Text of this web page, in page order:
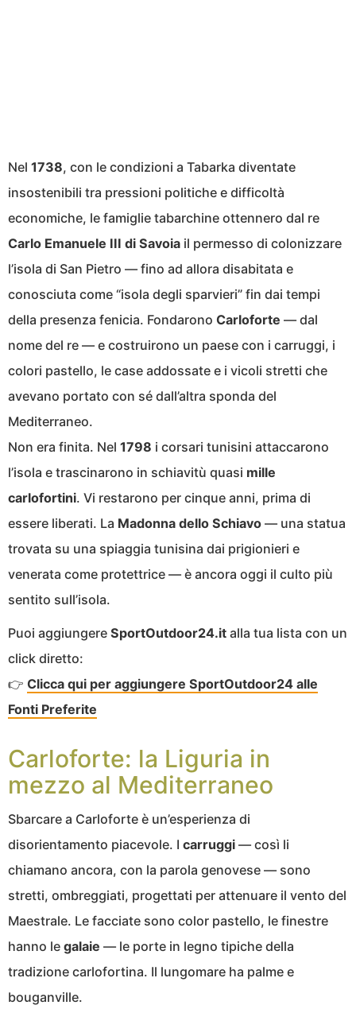
Nel 1738, con le condizioni a Tabarka diventate
insostenibili tra pressioni politiche e difficoltà
economiche, le famiglie tabarchine ottennero dal re
Carlo Emanuele III di Savoia il permesso di colonizzare
l’isola di San Pietro — fino ad allora disabitata e
conosciuta come “isola degli sparvieri” fin dai tempi
della presenza fenicia. Fondarono Carloforte — dal
nome del re — e costruirono un paese con i carruggi, i
colori pastello, le case addossate e i vicoli stretti che
avevano portato con sé dall’altra sponda del
Mediterraneo.
Non era finita. Nel 1798 i corsari tunisini attaccarono
l’isola e trascinarono in schiavitù quasi mille
carlofortini. Vi restarono per cinque anni, prima di
essere liberati. La Madonna dello Schiavo — una statua
trovata su una spiaggia tunisina dai prigionieri e
venerata come protettrice — è ancora oggi il culto più
sentito sull’isola.
Puoi aggiungere SportOutdoor24.it alla tua lista con un
click diretto:
👉 Clicca qui per aggiungere SportOutdoor24 alle
Fonti Preferite
Carloforte: la Liguria in
mezzo al Mediterraneo
Sbarcare a Carloforte è un’esperienza di
disorientamento piacevole. I carruggi — così li
chiamano ancora, con la parola genovese — sono
stretti, ombreggiati, progettati per attenuare il vento del
Maestrale. Le facciate sono color pastello, le finestre
hanno le galaie — le porte in legno tipiche della
tradizione carlofortina. Il lungomare ha palme e
bouganville.